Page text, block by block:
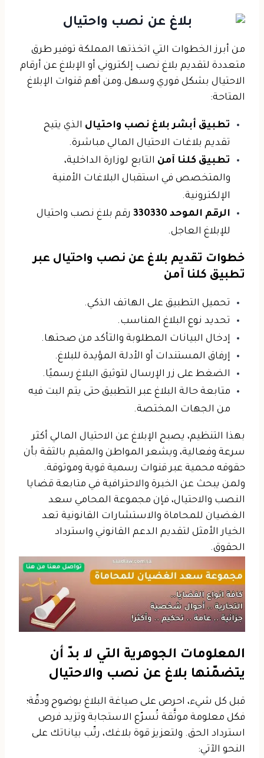
من أبرز الخطوات التي اتخذتها المملكة توفير طرق
متعددة لتقديم بلاغ نصب إلكتروني أو الإبلاغ عن أرقام
الاحتيال بشكل فوري وسهل.ومن أهم قنوات الإبلاغ
المتاحة:
تطبيق أبشر بلاغ نصب واحتيال الذي يتيح
تقديم بلاغات الاحتيال المالي مباشرة.
تطبيق كلنا آمن التابع لوزارة الداخلية،
والمتخصص في استقبال البلاغات الأمنية
الإلكترونية.
الرقم الموحد 330330
رقم بلاغ نصب واحتيال
للإبلاغ العاجل.
خطوات تقديم بلاغ عن نصب واحتيال ​عبر
تطبيق كلنا آمن
تحميل التطبيق على الهاتف الذكي.
تحديد نوع البلاغ المناسب.
إدخال البيانات المطلوبة والتأكد من صحتها.
إرفاق المستندات أو الأدلة المؤيدة للبلاغ.
الضغط على زر الإرسال لتوثيق البلاغ رسميًا.
متابعة حالة البلاغ عبر التطبيق حتى يتم البت فيه
من الجهات المختصة.
بهذا التنظيم، يصبح الإبلاغ عن الاحتيال المالي أكثر
سرعة وفعالية، ويشعر المواطن والمقيم بالثقة بأن
حقوقه محمية عبر قنوات رسمية قوية وموثوقة.
ولمن يبحث عن الخبرة والاحترافية في متابعة قضايا
النصب والاحتيال، فإن مجموعة المحامي سعد
الغضيان للمحاماة والاستشارات القانونية تعد
الخيار الأمثل لتقديم الدعم القانوني واسترداد
الحقوق.
المعلومات الجوهرية التي لا بدّ أن
يتضمّنها بلاغ عن نصب والاحتيال
قبل كل شيء، احرص على صياغة البلاغ بوضوح ودقّة؛
فكل معلومة موثَّقة تُسرّع الاستجابة وتزيد فرص
استرداد الحق. ولتعزيز قوة بلاغك، رتّب بياناتك على
النحو الآتي: